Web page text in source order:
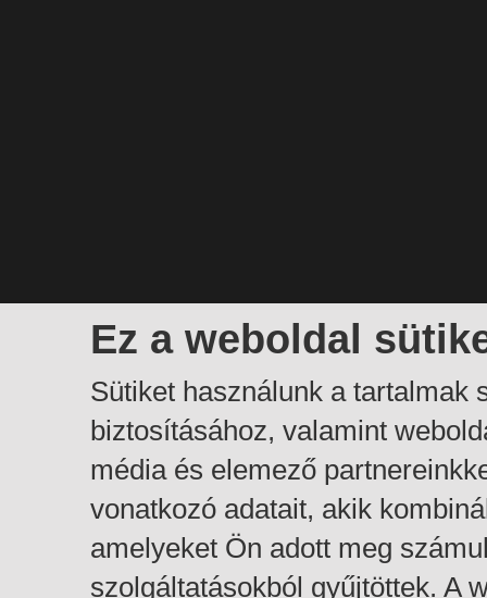
Ez a weboldal
Sütiket használunk a tartalmak
biztosításához, valamint
média és elemező
vonatkozó adatait, akik
amelyeket Ön adott meg
szolgáltatásokból gyűjtöttek. A